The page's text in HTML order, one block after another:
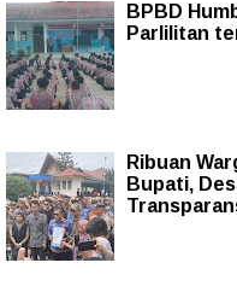
BPBD
Parlilitan
Ribuan
Bupati,